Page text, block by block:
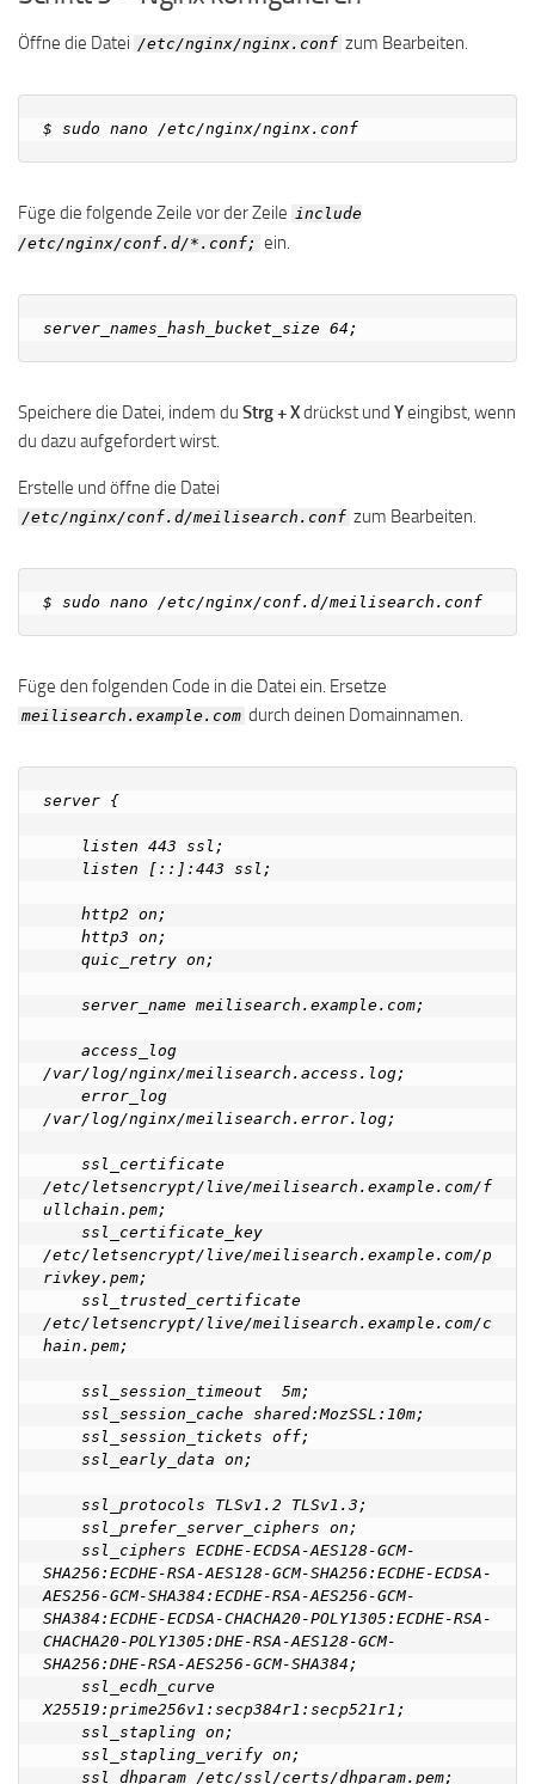
Öffne die Datei /etc/nginx/nginx.conf zum Bearbeiten.
Füge die folgende Zeile vor der Zeile include
/etc/nginx/conf.d/*.conf; ein.
Speichere die Datei, indem du Strg + Xdrückst und Yeingibst, wenn
du dazu aufgefordert wirst.
Erstelle und öffne die Datei
/etc/nginx/conf.d/meilisearch.conf zum Bearbeiten.
Füge den folgenden Code in die Datei ein. Ersetze
meilisearch.example.com durch deinen Domainnamen.
server {
/var/log/nginx/meilisearch.access.log;
/var/log/nginx/meilisearch.error.log;
/etc/letsencrypt/live/meilisearch.example.com/f
ullchain.pem;
/etc/letsencrypt/live/meilisearch.example.com/p
rivkey.pem;
/etc/letsencrypt/live/meilisearch.example.com/c
hain.pem;
SHA256:ECDHE-RSA-AES128-GCM-SHA256:ECDHE-ECDSA-
AES256-GCM-SHA384:ECDHE-RSA-AES256-GCM-
SHA384:ECDHE-ECDSA-CHACHA20-POLY1305:ECDHE-RSA-
CHACHA20-POLY1305:DHE-RSA-AES128-GCM-
SHA256:DHE-RSA-AES256-GCM-SHA384;
X25519:prime256v1:secp384r1:secp521r1;